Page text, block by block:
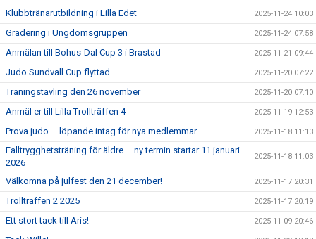
Klubbtränarutbildning i Lilla Edet 2025-11-24 10:03
Gradering i Ungdomsgruppen 2025-11-24 07:58
Anmälan till Bohus-Dal Cup 3 i Brastad 2025-11-21 09:44
Judo Sundvall Cup flyttad 2025-11-20 07:22
Träningstävling den 26 november 2025-11-20 07:10
Anmäl er till Lilla Trollträffen 4 2025-11-19 12:53
Prova judo – löpande intag för nya medlemmar 2025-11-18 11:13
Falltrygghetsträning för äldre – ny termin startar 11 januari
2026
2025-11-18 11:03
Välkomna på julfest den 21 december! 2025-11-17 20:31
Trollträffen 2 2025 2025-11-17 20:19
Ett stort tack till Aris! 2025-11-09 20:46